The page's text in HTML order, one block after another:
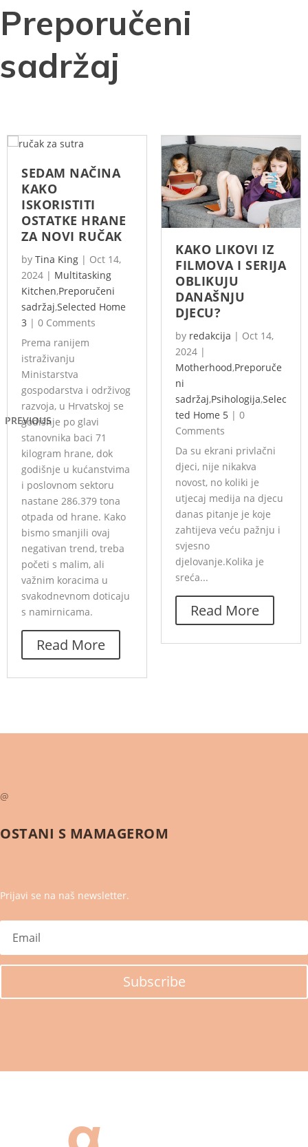
Preporučeni
sadržaj
PREVIOUS
SEDAM NAČINA
KAKO
ISKORISTITI
OSTATKE HRANE
ZA NOVI RUČAK
by Tina King | Oct 14,
2024 | Multitasking
Kitchen,Preporučeni
sadržaj,Selected Home
3 | 0 Comments
Prema ranijem
istraživanju
Ministarstva
gospodarstva i održivog
razvoja, u Hrvatskoj se
godišnje po glavi
stanovnika baci 71
kilogram hrane, dok
godišnje u kućanstvima
i poslovnom sektoru
nastane 286.379 tona
otpada od hrane. Kako
bismo smanjili ovaj
negativan trend, treba
početi s malim, ali
važnim koracima u
svakodnevnom doticaju
s namirnicama.
Read More
KAKO LIKOVI IZ
FILMOVA I SERIJA
OBLIKUJU
DANAŠNJU
DJECU?
by redakcija | Oct 14,
2024 |
Motherhood,Preporuče
ni
sadržaj,Psihologija,Selec
ted Home 5 | 0
Comments
Da su ekrani privlačni
djeci, nije nikakva
novost, no koliki je
utjecaj medija na djecu
danas pitanje je koje
zahtijeva veću pažnju i
svjesno
djelovanje.Kolika je
sreća...
Read More
@
OSTANI S MAMAGEROM
Prijavi se na naš newsletter.
Subscribe